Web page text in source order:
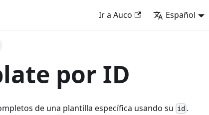
Ir a Auco Español
por ID
de una plantilla específica usando su id .